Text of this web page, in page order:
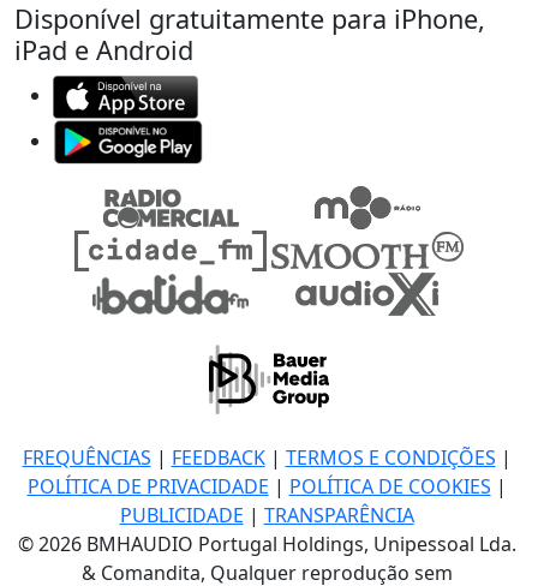
Disponível gratuitamente para iPhone,
iPad e Android
FREQUÊNCIAS | FEEDBACK| TERMOS E CONDIÇÕES |
POLÍTICA DE PRIVACIDADE | POLÍTICA DE COOKIES |
PUBLICIDADE | TRANSPARÊNCIA
© 2026 BMHAUDIO Portugal Holdings, Unipessoal Lda.
& Comandita, Qualquer reprodução sem